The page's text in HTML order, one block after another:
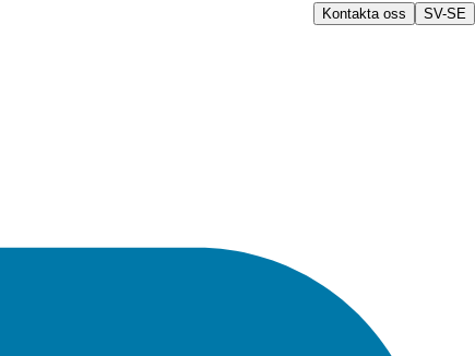
Kontakta oss SV-SE